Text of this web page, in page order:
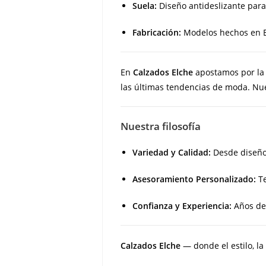
Suela: Diseño antideslizante
Fabricación: Modelos hechos en
En Calzados Elche apostamos por la
las últimas tendencias de moda.
Nuestra filosofía
Variedad y Calidad: Desde
Asesoramiento Personalizado:
Confianza y Experiencia: Años
Calzados Elche — donde el estilo, la